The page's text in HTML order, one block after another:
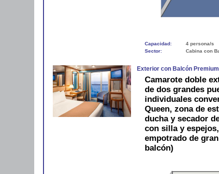
Capacidad:
4 persona/s
Sector:
Cabina con
Exterior con Balcón
Camarote doble
de dos grandes
individuales
Queen, zona de
ducha y secador
con silla y
empotrado de
balcón)